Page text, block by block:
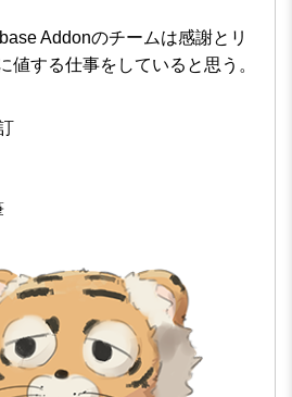
Addonのチームは感謝とリ
値する仕事をしていると思う。